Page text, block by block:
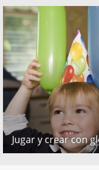
Jugar y crear con